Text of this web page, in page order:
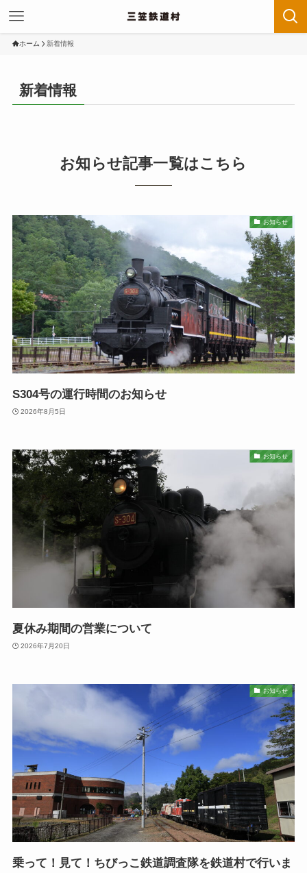
ホーム 新着情報
新着情報
お知らせ記事一覧はこちら
お知らせ
S304号の運行時間のお知らせ
2026年8月5日
お知らせ
夏休み期間の営業について
2026年7月20日
お知らせ
乗って！見て！ちびっこ鉄道調査隊を鉄道村で行いま